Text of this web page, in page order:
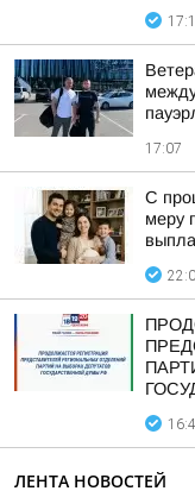
17:07
С
меру
ЛЕНТА НОВОСТЕЙ